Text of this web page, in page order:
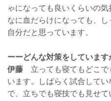
ゃになっても良いくらいの
なに血だらけになっても、
自分だと思っています。
ーーどんな対策をしています
伊藤 立っても寝てもどこで
います。しばらく試合して
で、立ちでも寝技でも見せ